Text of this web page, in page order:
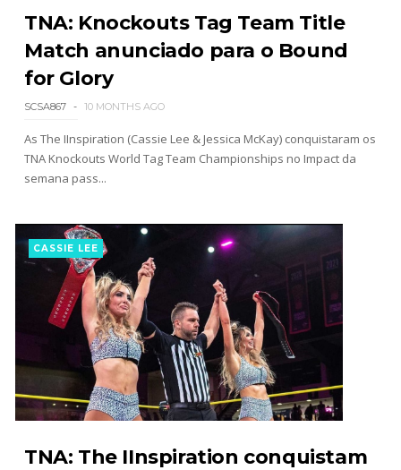
TNA: Knockouts Tag Team Title
Match anunciado para o Bound
for Glory
SCSA867 10 MONTHS AGO
As The IInspiration (Cassie Lee & Jessica McKay) conquistaram os
TNA Knockouts World Tag Team Championships no Impact da
semana pass...
CASSIE LEE
TNA: The IInspiration conquistam